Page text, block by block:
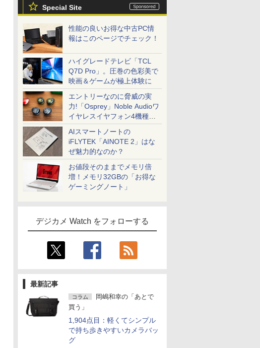
Special Site
性能の良いお得な中古PC情
報はこのページでチェック！
ハイグレードテレビ「TCL
Q7D Pro」。圧巻の色彩美で
映画＆ゲームが極上体験に
エントリーなのに脅威の実
力!「Osprey」Noble Audioワ
イヤレスイヤフォン4機種を
一気に聴く
AIスマートノートの
iFLYTEK「AINOTE 2」はな
ぜ魅力的なのか？
お値段そのままでメモリ倍
増！メモリ32GBの「お得な
ゲーミングノート」
デジカメ Watch をフォローする
最新記事
コラム
岡嶋和幸の「あとで
買う」
1,904点目：軽くてシンプル
で持ち歩きやすいカメラバッ
グ